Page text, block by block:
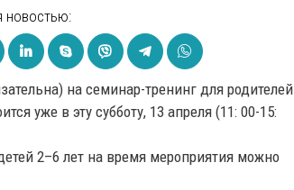
новостью:
на семинар-тренинг для родителей
уже в эту субботу, 13 апреля (11: 00-15:
2–6 лет на время мероприятия можно